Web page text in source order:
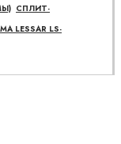
СПЛИТ-
LESSAR LS-